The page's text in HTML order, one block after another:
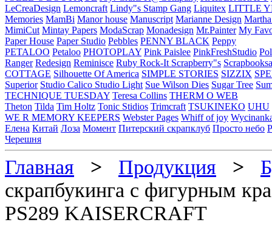
LeCreaDesign Lemoncraft Lindy"s Stamp Gang Liquitex LITTLE
Memories MamBi Manor house Manuscript Marianne Design
MimiCut Mintay Papers ModaScrap Monadesign Mr.Painter My
Paper House Paper Studio Pebbles PENNY BLACK Peppy
PETALOO Petaloo PHOTOPLAY Pink Paislee PinkFreshStudio
Ranger Redesign Reminisce Ruby Rock-It Scrapberry"s
COTTAGE Silhouette Of America SIMPLE STORIES SIZZIX
Superior Studio Calico Studio Light Sue Wilson Dies Sugar Tree
TECHNIQUE TUESDAY Teresa Collins THERM O WEB
Theton Tilda Tim Holtz Tonic Stidios Trimcraft TSUKINEKO UHU
WE R MEMORY KEEPERS Webster Pages Whiff of joy
Елена Китай Лоза Момент Питерский скрапклуб Просто небо
Черешня
Главная > Продукция >
скрапбукинга с фигурным
PS289 KAISERCRAFT